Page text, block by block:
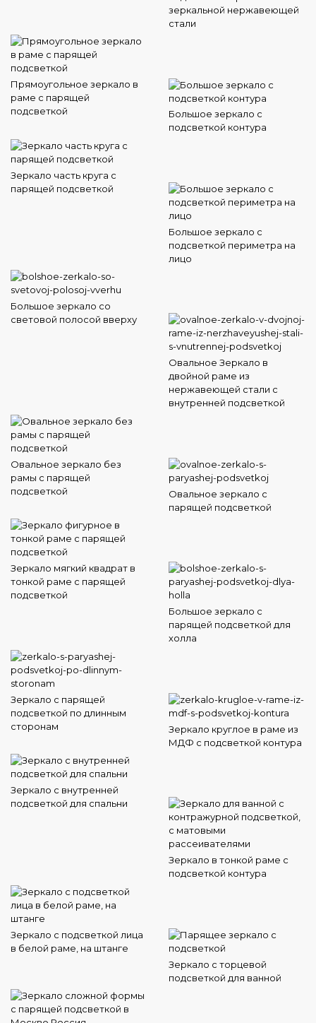
зеркальной нержавеющей
стали
Прямоугольное зеркало в
раме с парящей
подсветкой
Большое зеркало с
подсветкой контура
Зеркало часть круга с
парящей подсветкой
Большое зеркало с
подсветкой периметра на
лицо
Большое зеркало со
световой полосой вверху
Овальное Зеркало в
двойной раме из
нержавеющей стали с
внутренней подсветкой
Овальное зеркало без
рамы с парящей
подсветкой
Овальное зеркало с
парящей подсветкой
Зеркало мягкий квадрат в
тонкой раме с парящей
подсветкой
Большое зеркало с
парящей подсветкой для
холла
Зеркало с парящей
подсветкой по длинным
сторонам
Зеркало круглое в раме из
МДФ с подсветкой контура
Зеркало с внутренней
подсветкой для спальни
Зеркало в тонкой раме с
подсветкой контура
Зеркало с подсветкой лица
в белой раме, на штанге
Зеркало с торцевой
подсветкой для ванной